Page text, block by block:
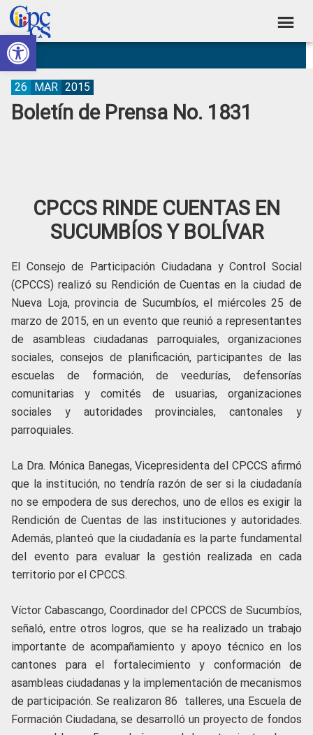
Abrir barra de herramientas
Skip
to
primary
navigation
Skip
to
main
content
Skip
to
primary
sidebar
Skip
to
footer
Consejo
de
Participación
Ciudadana
Construyendo
Poder
Ciudadano
Boletín de Prensa No. 1831
26 MAR 2015
CPCCS RINDE CUENTAS EN
SUCUMBÍOS Y BOLÍVAR
El Consejo de Participación Ciudadana y Control Social
(CPCCS) realizó su Rendición de Cuentas en la ciudad de
Nueva Loja, provincia de Sucumbíos, el miércoles 25 de
marzo de 2015, en un evento que reunió a representantes
de asambleas ciudadanas parroquiales, organizaciones
sociales, consejos de planificación, participantes de las
escuelas de formación, de veedurías, defensorías
comunitarias y comités de usuarias, organizaciones
sociales y autoridades provinciales, cantonales y
parroquiales.
La Dra. Mónica Banegas, Vicepresidenta del CPCCS afirmó
que la institución, no tendría razón de ser si la ciudadanía
no se empodera de sus derechos, uno de ellos es exigir la
Rendición de Cuentas de las instituciones y autoridades.
Además, planteó que la ciudadanía es la parte fundamental
del evento para evaluar la gestión realizada en cada
territorio por el CPCCS.
Víctor Cabascango, Coordinador del CPCCS de Sucumbíos,
señaló, entre otros logros, que se ha realizado un trabajo
importante de acompañamiento y apoyo técnico en los
cantones para el fortalecimiento y conformación de
asambleas ciudadanas y la implementación de mecanismos
de participación. Se realizaron 86 talleres, una Escuela de
Formación Ciudadana, se desarrolló un proyecto de fondos